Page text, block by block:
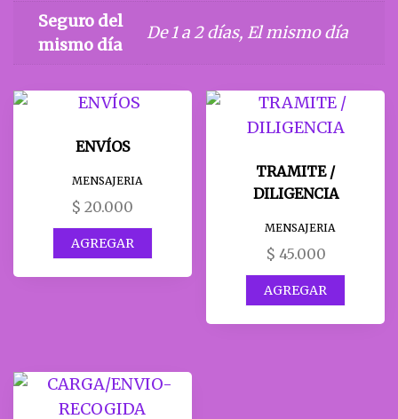
Seguro del
mismo día
De 1 a 2 días, El mismo día
ENVÍOS
MENSAJERIA
$ 20.000
AGREGAR
TRAMITE /
DILIGENCIA
MENSAJERIA
$ 45.000
AGREGAR